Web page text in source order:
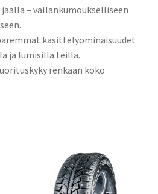
– vallankumoukselliseen
käsittelyominaisuudet
ja lumisilla teillä.
renkaan koko